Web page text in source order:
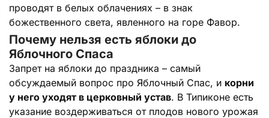
проводят в белых облачениях – в знак
божественного света, явленного на горе Фавор.
Почему нельзя есть яблоки до
Яблочного Спаса
Запрет на яблоки до праздника – самый
обсуждаемый вопрос про Яблочный Спас, и корни
у него уходят в церковный устав. В Типиконе есть
указание воздерживаться от плодов нового урожая